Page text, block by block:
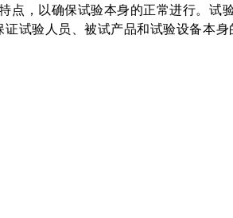
点，以确保试验本身的正常进行。试
试验人员、被试产品和试验设备本身